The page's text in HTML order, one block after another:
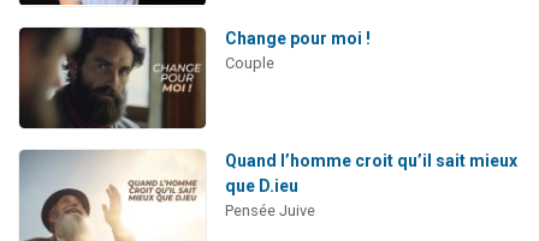
Change pour moi !
Couple
Quand l’homme croit qu’il sait mieux
que D.ieu
Pensée Juive